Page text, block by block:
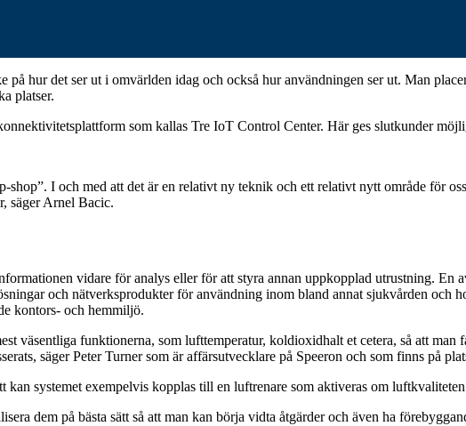
på hur det ser ut i omvärlden idag och också hur användningen ser ut. Man
platser.
som kallas Tre IoT Control Center. Här ges slutkunder
I och med att det är en relativt ny teknik och ett relativt nytt område för
säger Arnel Bacic.
vidare för analys eller för att styra annan uppkopplad utrustning. En
och nätverksprodukter för användning inom bland annat sjukvården och
kontors- och hemmiljö.
väsentliga funktionerna, som lufttemperatur, koldioxidhalt et cetera, så att
säger Peter Turner som är affärsutvecklare på Speeron och som finns på
systemet exempelvis kopplas till en luftrenare som aktiveras om
dem på bästa sätt så att man kan börja vidta åtgärder och även ha